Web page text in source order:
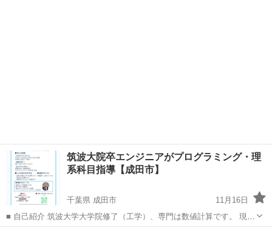
筑波大院卒エンジニアがプログラミング・理
系科目指導【成田市】
千葉県 成田市
11月16日
■ 自己紹介 筑波大学大学院修了（工学）、専門は数値計算です。 現在